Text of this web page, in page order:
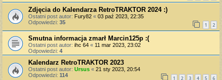
Zdjęcia do Kalendarza RetroTRAKTOR 2024 :)
Ostatni post autor: Fury82 « 03 paź 2023, 22:35
Odpowiedzi: 35 1 2
Smutna informacja zmarł Marcin125p :(
Ostatni post autor: ihc 64 « 11 mar 2023, 23:02
Odpowiedzi: 4
Kalendarz RetroTRAKTOR 2023
Ostatni post autor: Ursus « 21 sty 2023, 20:54
Odpowiedzi: 114 1 2 3 4 5 6